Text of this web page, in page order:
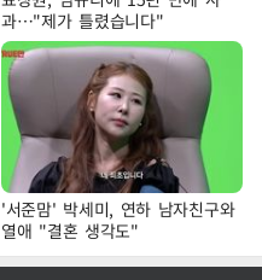
과…"제가 틀렸습니다"
'서준맘' 박세미, 연하 남자친구와
열애 "결혼 생각도"